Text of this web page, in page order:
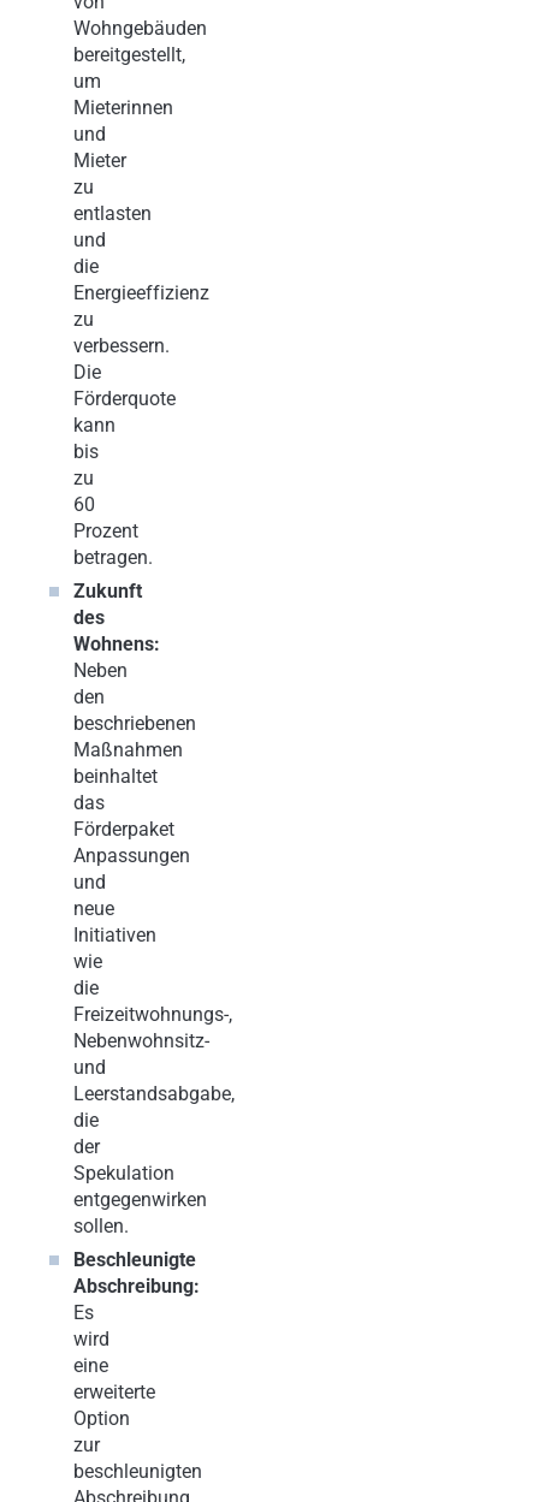
Wohngebäuden
bereitgestellt,
um
Mieterinnen
und
Mieter
zu
entlasten
und
die
Energieeffizienz
zu
verbessern.
Die
Förderquote
kann
bis
zu
60
Prozent
betragen.
Zukunft
des
Wohnens:
Neben
den
beschriebenen
Maßnahmen
beinhaltet
das
Förderpaket
Anpassungen
und
neue
Initiativen
wie
die
Freizeitwohnungs-,
Nebenwohnsitz-
und
Leerstandsabgabe,
die
der
Spekulation
entgegenwirken
sollen.
Beschleunigte
Abschreibung:
Es
wird
eine
erweiterte
Option
zur
beschleunigten